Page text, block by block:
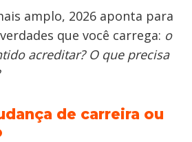
amplo, 2026 aponta para
que você carrega: o
acreditar? O que precisa
de carreira ou